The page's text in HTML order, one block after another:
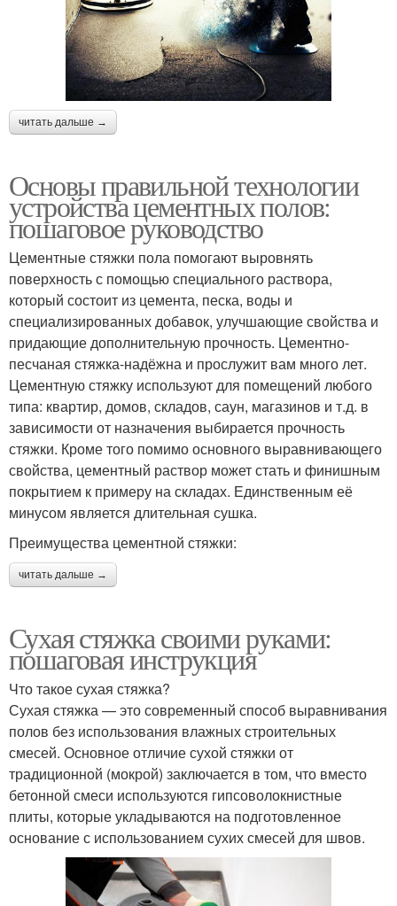
читать дальше →
Основы правильной технологии
устройства цементных полов:
пошаговое руководство
Цементные стяжки пола помогают выровнять
поверхность с помощью специального раствора,
который состоит из цемента, песка, воды и
специализированных добавок, улучшающие свойства и
придающие дополнительную прочность. Цементно-
песчаная стяжка-надёжна и прослужит вам много лет.
Цементную стяжку используют для помещений любого
типа: квартир, домов, складов, саун, магазинов и т.д. в
зависимости от назначения выбирается прочность
стяжки. Кроме того помимо основного выравнивающего
свойства, цементный раствор может стать и финишным
покрытием к примеру на складах. Единственным её
минусом является длительная сушка.
Преимущества цементной стяжки:
читать дальше →
Сухая стяжка своими руками:
пошаговая инструкция
Что такое сухая стяжка?
Сухая стяжка — это современный способ выравнивания
полов без использования влажных строительных
смесей. Основное отличие сухой стяжки от
традиционной (мокрой) заключается в том, что вместо
бетонной смеси используются гипсоволокнистные
плиты, которые укладываются на подготовленное
основание с использованием сухих смесей для швов.